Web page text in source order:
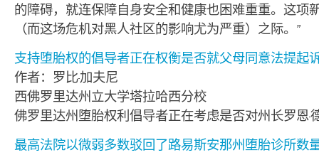
的障碍，就连保障自身安全和健康也困难重重。这
（而这场危机对黑人社区的影响尤为严重）之际。”
支持堕胎权的倡导者正在权衡是否就父母同意法提起诉
作者：罗比·加夫尼
西佛罗里达州立大学塔拉哈西分校
佛罗里达州堕胎权利倡导者正在考虑是否对州长罗恩·
最高法院以微弱多数驳回了路易斯安那州堕胎诊所数